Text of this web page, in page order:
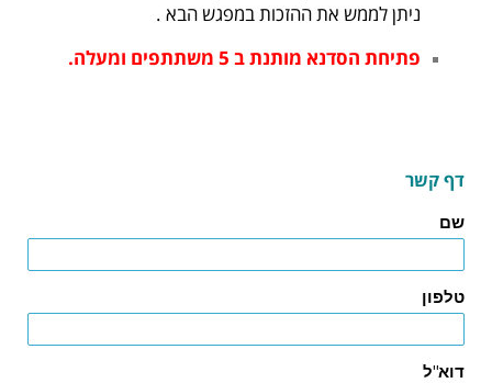
ניתן לממש את ההזכות במפגש הבא .
פתיחת הסדנא מותנת ב 5 משתתפים ומעלה.
דף קשר
שם
טלפון
דוא"ל